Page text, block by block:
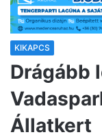
KIKAPCS
Drágább
Állatkert